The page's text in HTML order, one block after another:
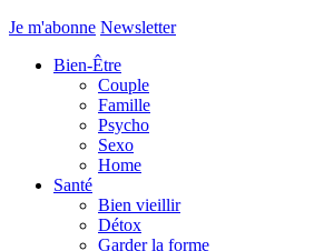
Je m'abonne Newsletter
Bien-Être
Couple
Famille
Psycho
Sexo
Home
Santé
Bien vieillir
Détox
Garder la forme